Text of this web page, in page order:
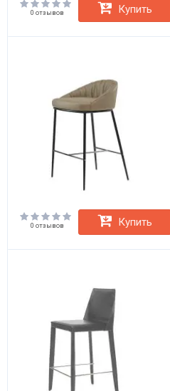
0 отзывов Купить
0 отзывов Купить